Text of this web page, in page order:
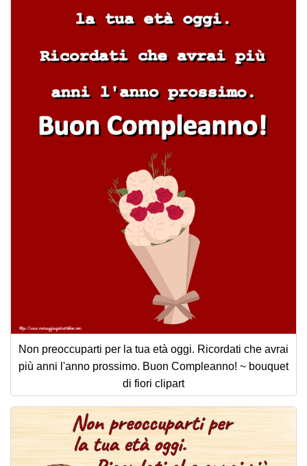
Non preoccuparti per la tua età oggi. Ricordati che avrai
più anni l'anno prossimo. Buon Compleanno! ~ bouquet
di fiori clipart